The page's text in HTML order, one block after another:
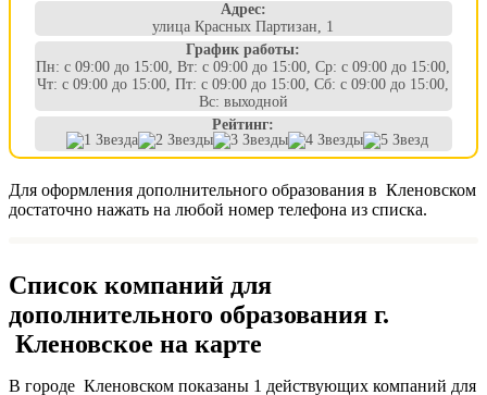
Адрес:
улица Красных Партизан, 1
График работы:
Пн: с 09:00 до 15:00, Вт: с 09:00 до 15:00, Ср: с 09:00 до 15:00,
Чт: с 09:00 до 15:00, Пт: с 09:00 до 15:00, Сб: с 09:00 до 15:00,
Вс: выходной
Рейтинг:
Для оформления дополнительного образования в Кленовском
достаточно нажать на любой номер телефона из списка.
Список компаний для
дополнительного образования г.
Кленовское на карте
В городе Кленовском показаны 1 действующих компаний для